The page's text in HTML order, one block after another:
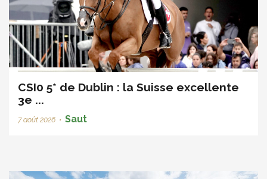
CSI0 5* de Dublin : la Suisse excellente
3e ...
7 août 2026 • Saut